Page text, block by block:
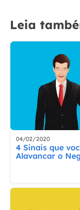
Leia
04/02/2020
4 Sinais que
Alavancar o